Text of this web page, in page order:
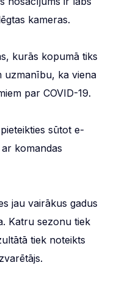
kameras.
kurās kopumā tiks
uzmanību, ka viena
par COVID-19.
sūtot e-
ar komandas
jau vairākus gadus
Katru sezonu tiek
tiek noteikts